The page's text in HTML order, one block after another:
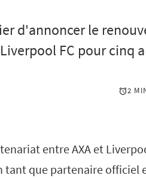
d'annoncer le
Liverpool FC pour cinq
2
entre AXA et
tant que partenaire officiel